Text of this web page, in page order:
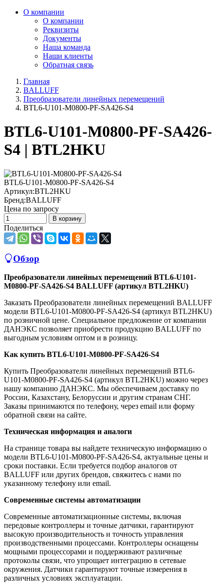
О компании
О компании
Реквизиты
Документы
Наша команда
Наши клиенты
Обратная связь
Главная
BALLUFF
Преобразователи линейных перемещений
BTL6-U101-M0800-PF-SA426-S4
BTL6-U101-M0800-PF-SA426-
S4 | BTL2HKU
BTL6-U101-M0800-PF-SA426-S4
Артикул:BTL2HKU
Бренд:BALLUFF
Цена по запросу
В корзину
Поделиться
Обзор
Преобразователи линейных перемещений BTL6-U101-
M0800-PF-SA426-S4 BALLUFF (артикул BTL2HKU)
Заказать Преобразователи линейных перемещений BALLUFF
модели BTL6-U101-M0800-PF-SA426-S4 (артикул BTL2HKU)
по розничной цене. Специальное предложение от компании
ДАНЭКС позволяет приобрести продукцию BALLUFF по
выгодным условиям оптом и в розницу.
Как купить BTL6-U101-M0800-PF-SA426-S4
Купить Преобразователи линейных перемещений BTL6-
U101-M0800-PF-SA426-S4 (артикул BTL2HKU) можно через
нашу компанию ДАНЭКС. Мы обеспечиваем доставку по
России, Казахстану, Белоруссии и другим странам СНГ.
Заказы принимаются по телефону, через email или форму
обратной связи на сайте.
Техническая информация и аналоги
На странице товара вы найдете техническую информацию о
модели BTL6-U101-M0800-PF-SA426-S4, актуальные цены и
сроки поставки. Если требуется подбор аналогов от
BALLUFF или других брендов, свяжитесь с нами по
указанному телефону или email.
Современные системы автоматизации
Современные автоматизационные системы, включая
передовые контроллеры и точные датчики, гарантируют
высокую производительность и точность управления
производственными процессами. Контроллеры оснащены
мощными процессорами и поддерживают различные
протоколы связи, что упрощает интеграцию в сетевые
окружения. Датчики гарантируют точные измерения в
различных условиях эксплуатации.